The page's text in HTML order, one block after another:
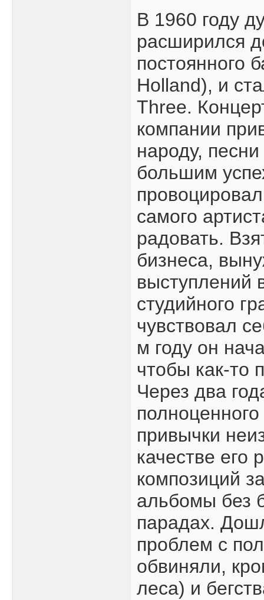
В 1960 году
расширился
постоянного
Holland), и
Three.
компании
народу,
большим
самого
радовать.
бизнеса,
выступлений
студийного
чувствовал
м году он
чтобы как-то
Через два
привычки
качестве
композиций
альбомы без
парадах.
проблем с
обвиняли,
леса) и